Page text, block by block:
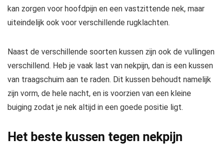
kan zorgen voor hoofdpijn en een vastzittende nek, maar
uiteindelijk ook voor verschillende rugklachten.
Naast de verschillende soorten kussen zijn ook de vullingen
verschillend. Heb je vaak last van nekpijn, dan is een kussen
van traagschuim aan te raden. Dit kussen behoudt namelijk
zijn vorm, de hele nacht, en is voorzien van een kleine
buiging zodat je nek altijd in een goede positie ligt.
Het beste kussen tegen nekpijn